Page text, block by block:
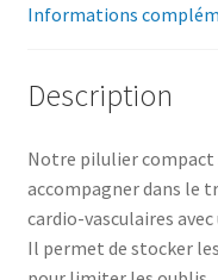
Informations
Description
Notre pilulier compact
accompagner dans le
cardio-vasculaires
Il permet de stocker